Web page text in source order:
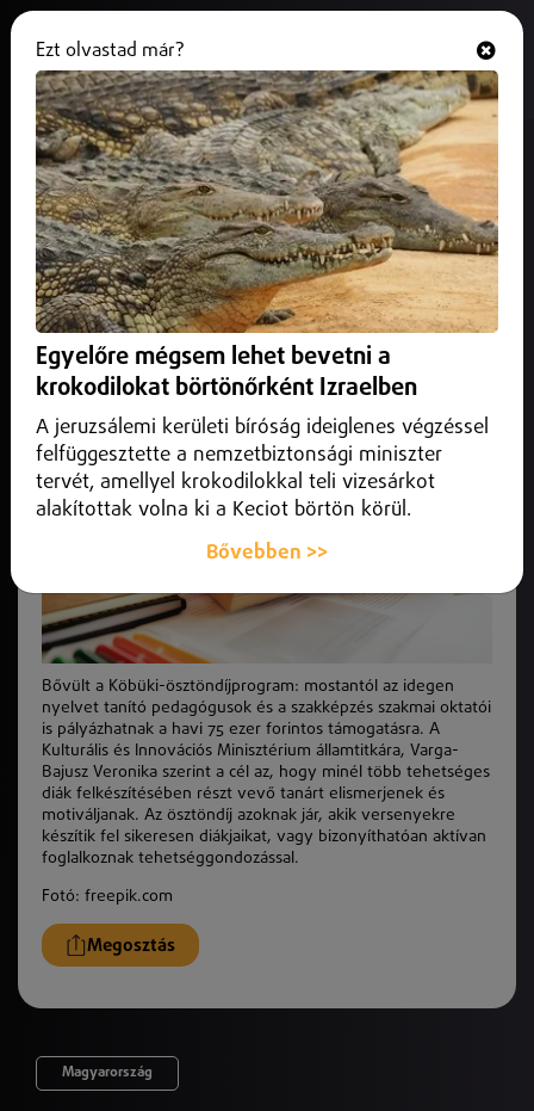
Egyre több tanár kaphat havi
pluszpénzt a Köbüki-programból
2025. október 14.Belföld
Az ösztöndíj azoknak jár, akik versenyekre készítik fel
Bővült a Köbüki-ösztöndíjprogram: mostantól az idegen
nyelvet tanító pedagógusok és a szakképzés szakmai oktatói
is pályázhatnak a havi 75 ezer forintos támogatásra. A
Kulturális és Innovációs Minisztérium államtitkára, Varga-
Bajusz Veronika szerint a cél az, hogy minél több tehetséges
diák felkészítésében részt vevő tanárt elismerjenek és
motiváljanak. Az ösztöndíj azoknak jár, akik versenyekre
készítik fel sikeresen diákjaikat, vagy bizonyíthatóan aktívan
foglalkoznak tehetséggondozással.
Fotó: freepik.com
Megosztás
Magyarország
Ezt olvastad már?
Egyelőre mégsem lehet bevetni a
krokodilokat börtönőrként Izraelben
A jeruzsálemi kerületi bíróság ideiglenes végzéssel
felfüggesztette a nemzetbiztonsági miniszter
tervét, amellyel krokodilokkal teli vizesárkot
alakítottak volna ki a Keciot börtön körül.
Bővebben >>